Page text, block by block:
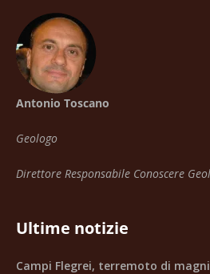
Antonio Toscano
Geologo
Direttore Responsabile Conoscere
Ultime notizie
Campi Flegrei, terremoto di